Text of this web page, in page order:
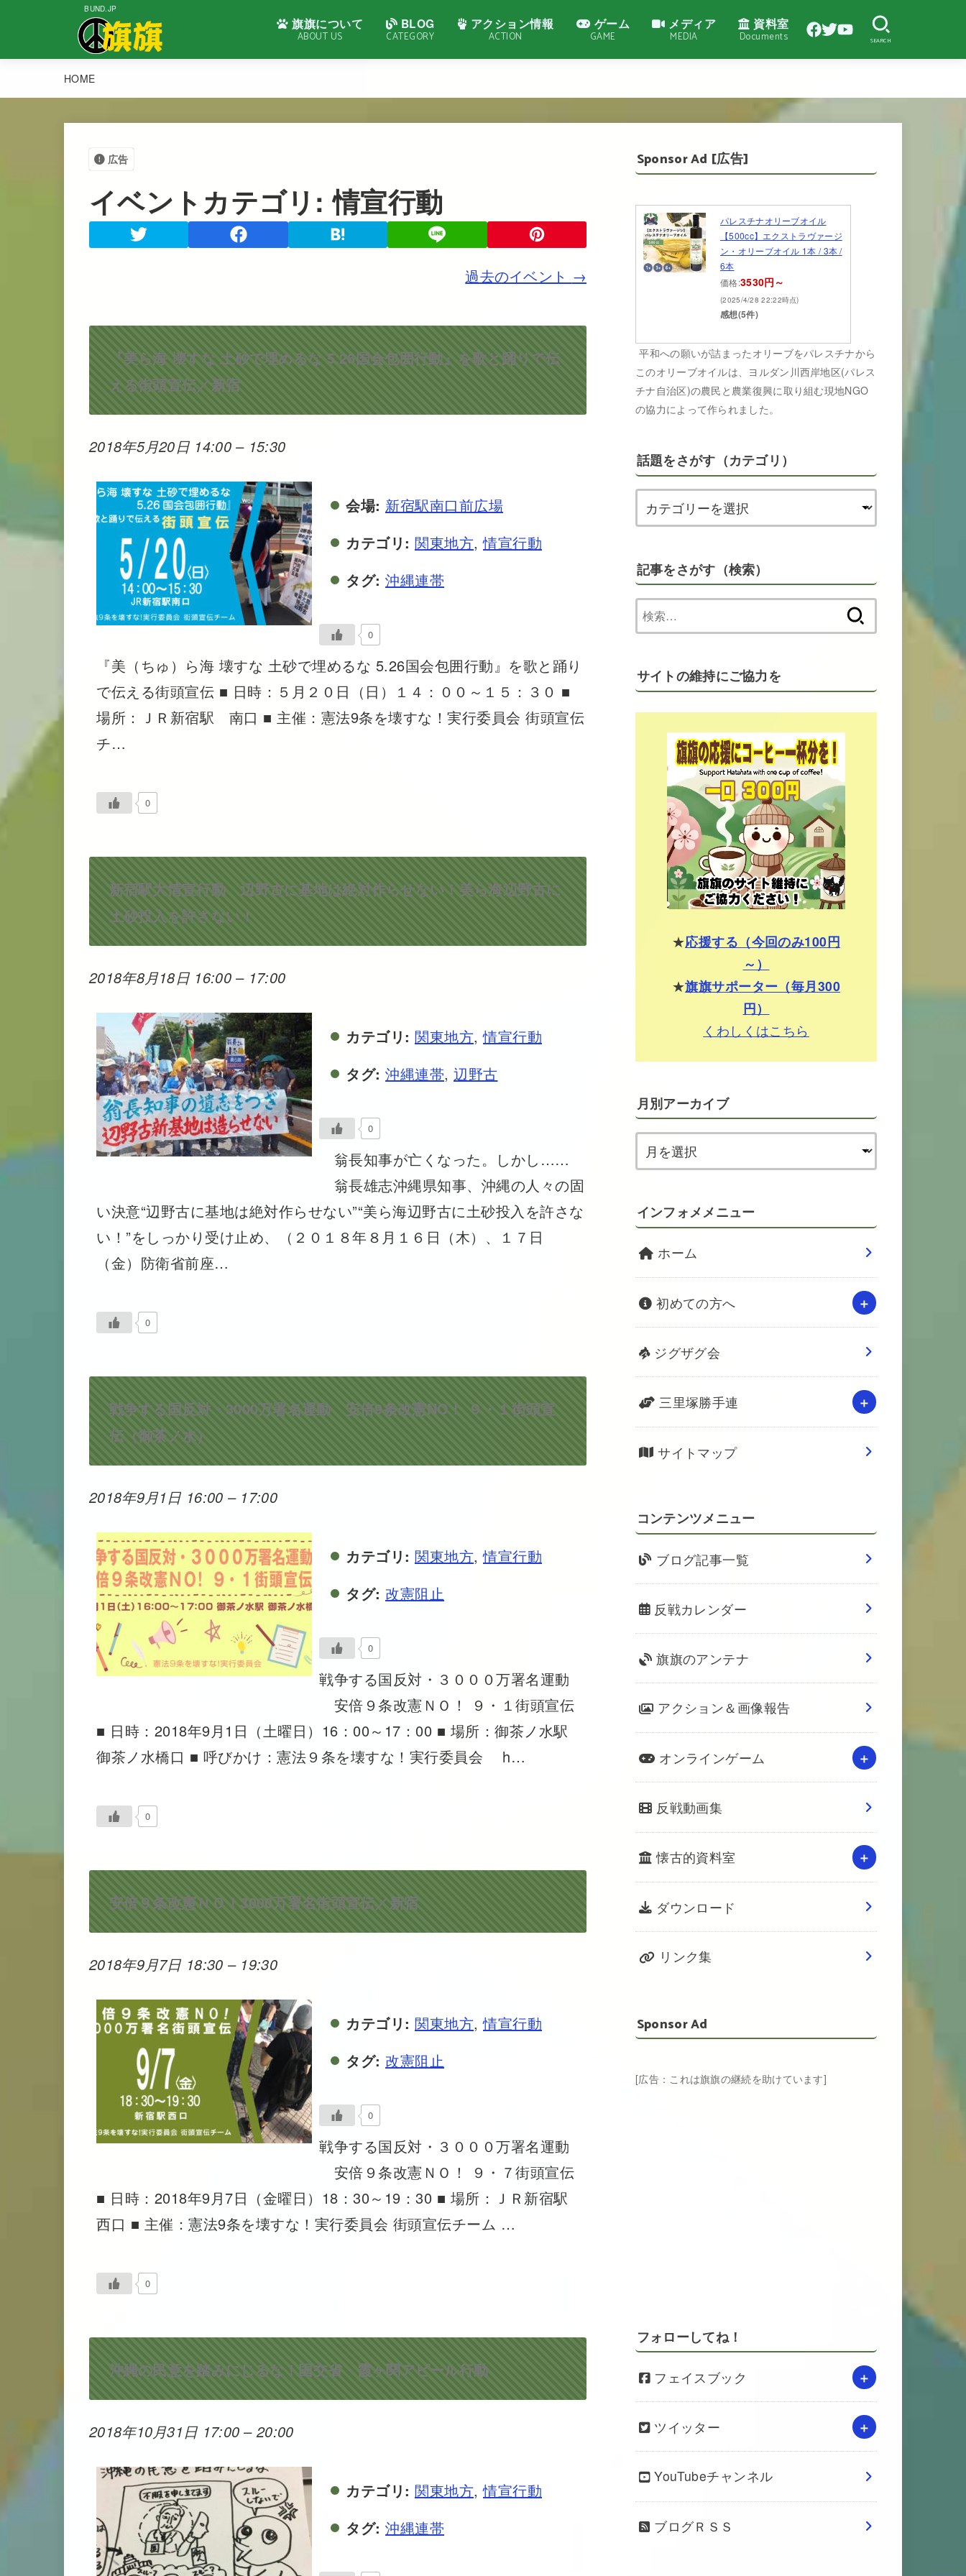
BUND.JP
旗旗について
ABOUT US
BLOG
CATEGORY
アクション情報
ACTION
ゲーム
GAME
メディア
MEDIA
資料室
Documents SEARCH
HOME
広告
イベントカテゴリ:情宣行動
過去のイベント →
『美ら海 壊すな 土砂で埋めるな 5.26国会包囲行動』を歌と踊りで伝
える街頭宣伝／新宿
2018年5月20日 14:00– 15:30
会場: 新宿駅南口前広場
カテゴリ: 関東地方,情宣行動
タグ: 沖縄連帯
0
『美（ちゅ）ら海 壊すな 土砂で埋めるな 5.26国会包囲行動』を歌と踊り
で伝える街頭宣伝 ■ 日時：５月２０日（日）１４：００～１５：３０ ■
場所：ＪＲ新宿駅 南口 ■ 主催：憲法9条を壊すな！実行委員会 街頭宣伝
チ…
0
新宿駅大情宣行動 辺野古に基地は絶対作らせない！美ら海辺野古に
土砂投入を許さない！
2018年8月18日 16:00– 17:00
カテゴリ: 関東地方,情宣行動
タグ: 沖縄連帯, 辺野古
0
翁長知事が亡くなった。しかし……
翁長雄志沖縄県知事、沖縄の人々の固
い決意“辺野古に基地は絶対作らせない”“美ら海辺野古に土砂投入を許さな
い！”をしっかり受け止め、（２０１８年８月１６日（木）、１７日
（金）防衛省前座…
0
戦争する国反対・3000万署名運動 安倍9条改憲NO！ ９・１街頭宣
伝（御茶ノ水）
2018年9月1日 16:00 – 17:00
カテゴリ: 関東地方,情宣行動
タグ: 改憲阻止
0
戦争する国反対・３０００万署名運動
安倍９条改憲ＮＯ！ ９・１街頭宣伝
■ 日時：2018年9月1日（土曜日）16：00～17：00 ■ 場所：御茶ノ水駅
御茶ノ水橋口 ■ 呼びかけ：憲法９条を壊すな！実行委員会 h…
0
安倍９条改憲ＮＯ！3000万署名街頭宣伝／新宿
2018年9月7日 18:30 – 19:30
カテゴリ: 関東地方,情宣行動
タグ: 改憲阻止
0
戦争する国反対・３０００万署名運動
安倍９条改憲ＮＯ！ ９・７街頭宣伝
■ 日時：2018年9月7日（金曜日）18：30～19：30 ■ 場所：ＪＲ新宿駅
西口 ■ 主催：憲法9条を壊すな！実行委員会 街頭宣伝チーム …
0
沖縄の民意を踏みにじるな！国交省・霞ヶ関アピール行動
2018年10月31日 17:00 –20:00
カテゴリ: 関東地方,情宣行動
タグ: 沖縄連帯
Sponsor Ad [広告]
パレスチナオリーブオイル
【500cc】エクストラヴァージ
ン・オリーブオイル 1本 / 3本 /
6本
価格:3530円～
(2025/4/28 22:22時点)
感想(5件)
平和への願いが詰まったオリーブをパレスチナから
このオリーブオイルは、ヨルダン川西岸地区(パレス
チナ自治区)の農民と農業復興に取り組む現地NGO
の協力によって作られました。
話題をさがす（カテゴリ）
記事をさがす（検索）
索:
サイトの維持にご協力を
★応援する（今回のみ100円
～）
★旗旗サポーター（毎月300
円）
くわしくはこちら
月別アーカイブ
インフォメメニュー
ホーム
初めての方へ
ジグザグ会
三里塚勝手連
サイトマップ
コンテンツメニュー
ブログ記事一覧
反戦カレンダー
旗旗のアンテナ
アクション＆画像報告
オンラインゲーム
反戦動画集
懐古的資料室
ダウンロード
リンク集
Sponsor Ad
[広告：これは旗旗の継続を助けています]
フォローしてね！
フェイスブック
ツイッター
YouTubeチャンネル
ブログＲＳＳ